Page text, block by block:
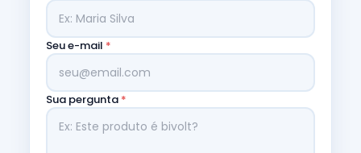
Seu e-mail *
Sua pergunta *